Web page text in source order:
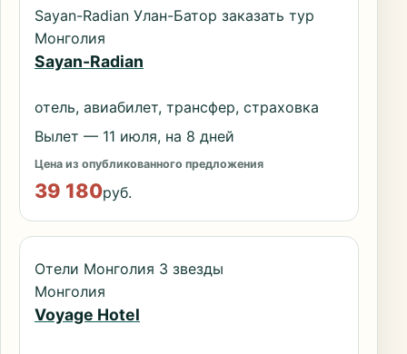
Sayan-Radian Улан-Батор заказать тур
Монголия
Sayan-Radian
отель, авиабилет, трансфер, страховка
Вылет — 11 июля, на 8 дней
Цена из опубликованного предложения
39 180руб.
Отели Монголия 3 звезды
Монголия
Voyage Hotel